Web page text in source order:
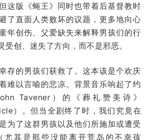
这版《蝇王》同时也带着后基督教时
了直面人类败坏的议题，更多地向心
年创伤、父爱缺失来解释男孩们的行
受创、迷失了方向，而不是邪恶。
存的男孩们获救了。这本该是个欢庆
难以言喻的悲凉。背景音乐响起了约
Tavener）的《葬礼赞美诗》
）。但当全剧终了时，我们究竟在
为了这群男孩以及他们所施加或遭受
尤其是那些没能离开荒岛的不幸孩